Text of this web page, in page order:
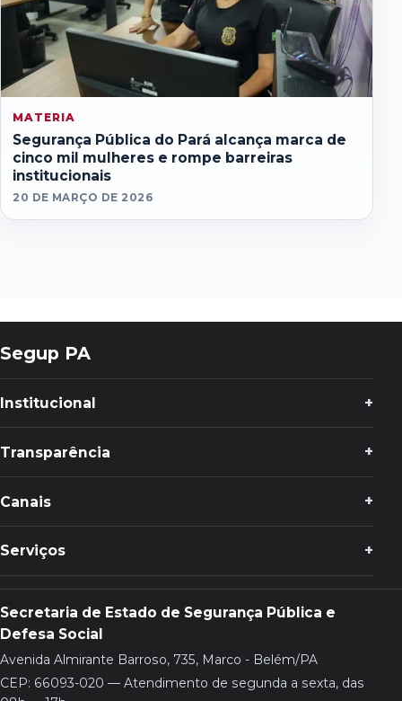
MATERIA
Segurança Pública do Pará alcança marca de
cinco mil mulheres e rompe barreiras
institucionais
20 DE MARÇO DE 2026
Segup PA
Institucional
Transparência
Canais
Serviços
Secretaria de Estado de Segurança Pública e
Defesa Social
Avenida Almirante Barroso, 735, Marco - Belém/PA
CEP: 66093-020 — Atendimento de segunda a sexta, das